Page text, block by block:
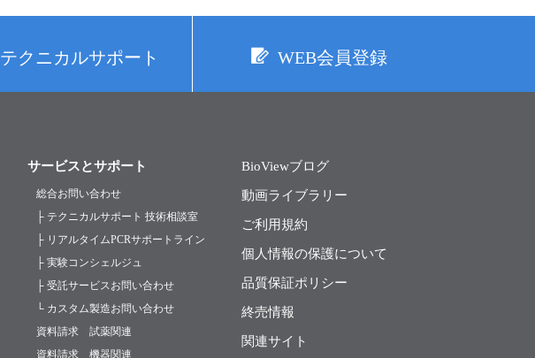
テクニカルサポート WEB会員登録
サービスとサポート
総合お問い合わせ
├ テクニカルサポート 技術相談室
├ リアルタイムPCRサポートライン
├ 実験コンシェルジュ
├ 受託サービスお問い合わせ
└ カスタム製造お問い合わせ
資料請求 試薬関連
資料請求 機器関連
BioViewブログ
動画ライブラリー
ご利用規約
個人情報の保護について
品質保証ポリシー
終売情報
関連サイト